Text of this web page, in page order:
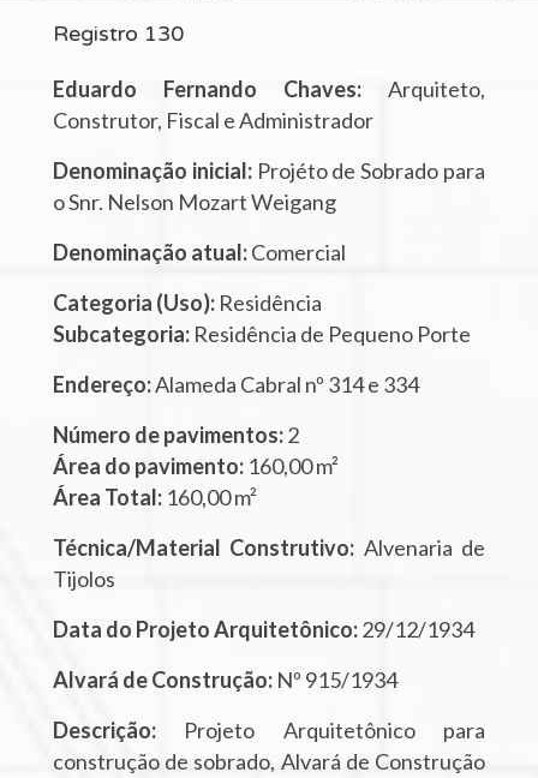
Registro 130
Eduardo Fernando Chaves: Arquiteto,
Construtor, Fiscal e Administrador
Denominação inicial:Projéto de Sobrado para
o Snr. Nelson Mozart Weigang
Denominação atual:Comercial
Categoria (Uso): Residência
Subcategoria: Residência de Pequeno Porte
Endereço:Alameda Cabral nº 314 e 334
Número de pavimentos:2
Área do pavimento: 160,00 m²
Área Total: 160,00 m²
Técnica/Material Construtivo: Alvenaria de
Tijolos
Data do Projeto Arquitetônico:29/12/1934
Alvará de Construção: Nº 915/1934
Descrição: Projeto Arquitetônico para
construção de sobrado, Alvará de Construção